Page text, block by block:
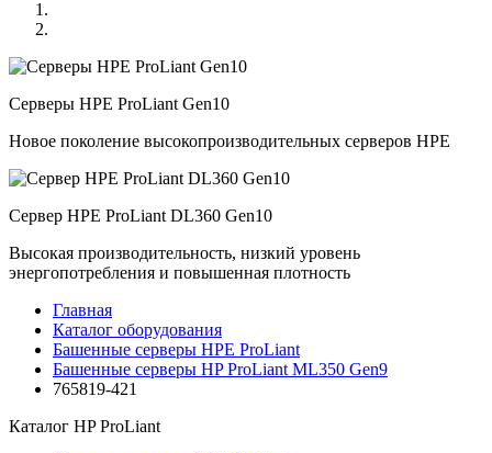
Серверы HPE ProLiant Gen10
Новое поколение высокопроизводительных серверов HPE
Сервер HPE ProLiant DL360 Gen10
Высокая производительность, низкий уровень
энергопотребления и повышенная плотность
Главная
Каталог оборудования
Башенные серверы HPE ProLiant
Башенные серверы HP ProLiant ML350 Gen9
765819-421
Каталог HP ProLiant